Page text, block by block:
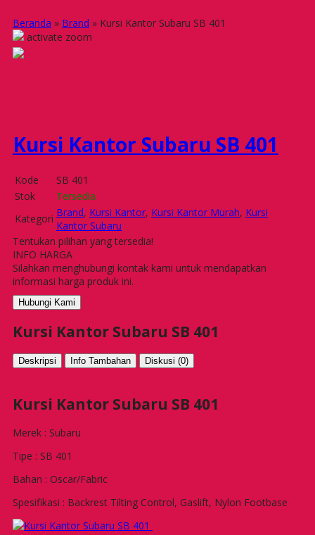
Beranda » Brand » Kursi Kantor Subaru SB 401
activate zoom
Kursi Kantor Subaru SB 401
Kode
SB 401
Stok
Tersedia
Kategori Brand, Kursi Kantor, Kursi Kantor Murah, Kursi
Kantor Subaru
Tentukan pilihan yang tersedia!
INFO HARGA
Silahkan menghubungi kontak kami untuk mendapatkan
informasi harga produk ini.
Hubungi Kami
Kursi Kantor Subaru SB 401
Deskripsi Info Tambahan Diskusi (0)
Kursi Kantor Subaru SB 401
Merek : Subaru
Tipe : SB 401
Bahan : Oscar/Fabric
Spesifikasi : Backrest Tilting Control, Gaslift, Nylon Footbase